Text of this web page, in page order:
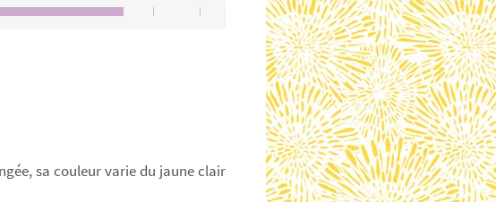
sa couleur varie du jaune clair